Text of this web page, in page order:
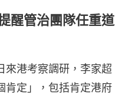
醒管治團隊任重道
來港考察調研，李家超
肯定」，包括肯定港府